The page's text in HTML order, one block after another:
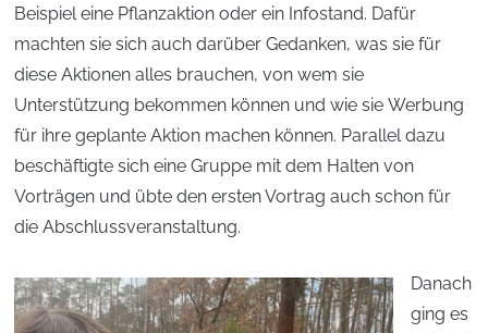
Beispiel eine Pflanzaktion oder ein Infostand. Dafür
machten sie sich auch darüber Gedanken, was sie für
diese Aktionen alles brauchen, von wem sie
Unterstützung bekommen können und wie sie Werbung
für ihre geplante Aktion machen können. Parallel dazu
beschäftigte sich eine Gruppe mit dem Halten von
Vorträgen und übte den ersten Vortrag auch schon für
die Abschlussveranstaltung.
Danach
ging es